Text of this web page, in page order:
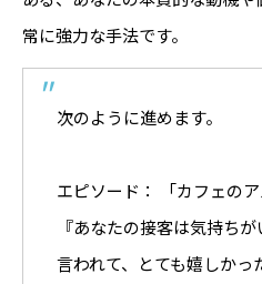
常に強力な手法です。
次のように進めます。
エピソード： 「カフェの
『あなたの接客は気持ち
言われて、とても嬉しかっ